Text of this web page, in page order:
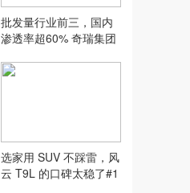
批发量行业前三，国内
渗透率超60% 奇瑞集团
选家用 SUV 不踩雷，风
云 T9L 的口碑太稳了#1